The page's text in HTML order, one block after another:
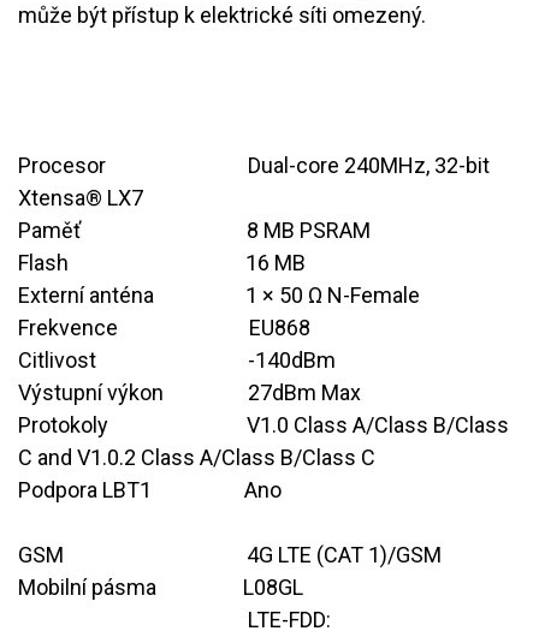
může být přístup k elektrické síti omezený.
Procesor
​Dual-core 240MHz, 32-bit
Xtensa® LX7
Paměť
​8 MB PSRAM
Flash
​16 MB
Externí anténa
​1 × 50 Ω N-Female
Frekvence
​EU868
Citlivost
​-140dBm
Výstupní výkon
​27dBm Max
Protokoly
​V1.0 Class A/Class B/Class
C and V1.0.2 Class A/Class B/Class C
Podpora LBT1
​Ano
GSM
​4G LTE (CAT 1)/GSM
Mobilní pásma
​L08GL
​LTE-FDD: